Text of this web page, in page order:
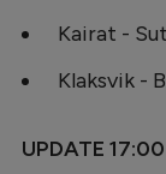
Kairat -
Klaksvik -
UPDATE